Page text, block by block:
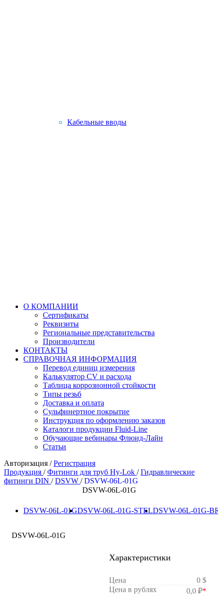
Кабельные вводы
О КОМПАНИИ
Сертификаты
Реквизиты
Региональные представительства
Производители
КОНТАКТЫ
СПРАВОЧНАЯ ИНФОРМАЦИЯ
Перевод единиц измерения
Калькулятор CV и расхода
Таблица коррозионной стойкости
Типы резьб
Доставка и оплата
Сульфинертное покрытие
Инструкция по оформлению заказов
Каталоги продукции Fluid-Line
Обучающие вебинары Флюид-Лайн
Статьи
Авторизация /Регистрация
Продукция /Фитинги для труб Hy-Lok /Гидравлические
фитинги DIN /DSVW /DSVW-06L-01G
DSVW-06L-01G
DSVW-06L-01GDSVW-06L-01G-STELDSVW-06L-01G-
DSVW-06L-01G
Характеристики
Цена
0 $
Цена в рублях
0,0 ₽*